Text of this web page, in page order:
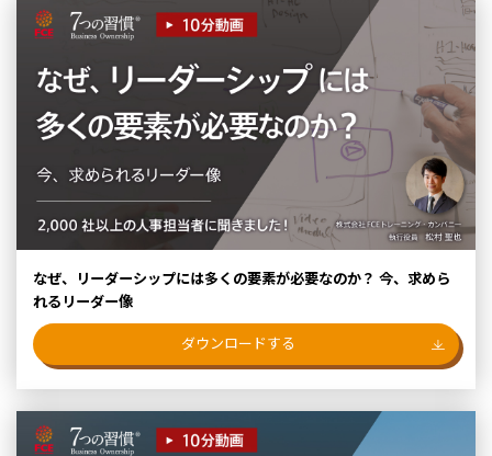
なぜ、リーダーシップには多くの要素が必要なのか？ 今、求めら
れるリーダー像
ダウンロードする